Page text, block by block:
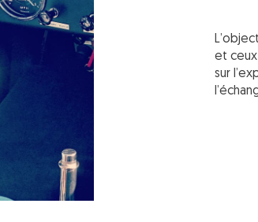
et ceux
sur